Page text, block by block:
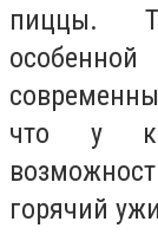
пиццы.
что у
горячий